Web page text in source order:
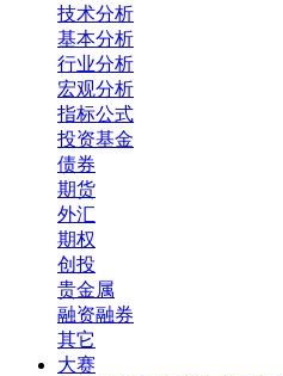
技术分析
基本分析
行业分析
宏观分析
指标公式
投资基金
债券
期货
外汇
期权
创投
贵金属
融资融券
其它
大赛